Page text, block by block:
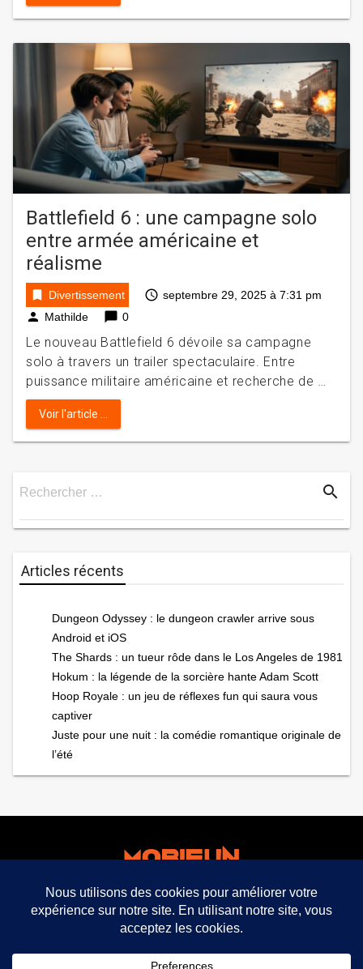
Battlefield 6 : une campagne solo
entre armée américaine et
réalisme
bookmark Divertissement access_time septembre 29, 2025 à 7:31 pm
person Mathilde chat_bubble 0
Le nouveau Battlefield 6 dévoile sa campagne
solo à travers un trailer spectaculaire. Entre
puissance militaire américaine et recherche de …
Voir l'article ...
Rechercher … search
Articles récents
Dungeon Odyssey : le dungeon crawler arrive sous
Android et iOS
The Shards : un tueur rôde dans le Los Angeles de 1981
Hokum : la légende de la sorcière hante Adam Scott
Hoop Royale : un jeu de réflexes fun qui saura vous
captiver
Juste pour une nuit : la comédie romantique originale de
l’été
facebook twitter
mobifun ©
Mentions légales CGU CGV Politique de